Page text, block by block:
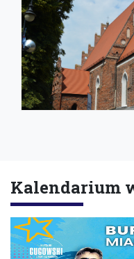
Kalendarium